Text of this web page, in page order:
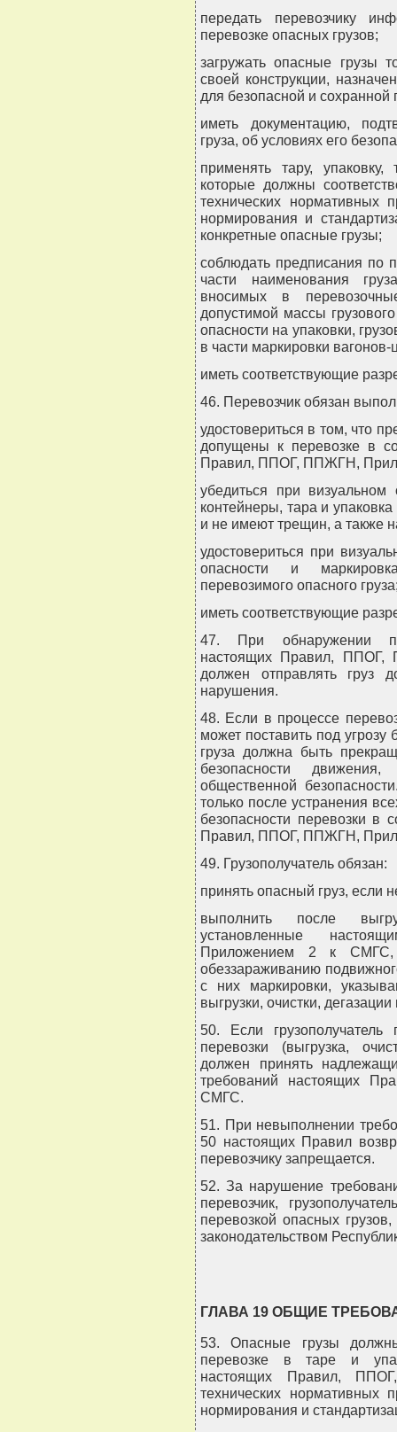
передать перевозчику
перевозке опасных грузов;
загружать опасные грузы
своей конструкции,
для безопасной и сохранной
иметь документацию,
груза, об условиях его
применять тару,
которые должны
технических нормативных
нормирования и
конкретные опасные грузы;
соблюдать предписания по
части наименования
вносимых в
допустимой массы
опасности на упаковки,
в части маркировки
иметь соответствующие
46. Перевозчик обязан
удостовериться в том, что
допущены к перевозке в
Правил, ППОГ, ППЖГН,
убедиться при
контейнеры, тара и
и не имеют трещин, а также
удостовериться при
опасности и
перевозимого опасного
иметь соответствующие
47. При обнаружении
настоящих Правил,
должен отправлять груз
нарушения.
48. Если в процессе
может поставить под угрозу
груза должна быть
безопасности
общественной
только после устранения
безопасности перевозки в
Правил, ППОГ, ППЖГН,
49. Грузополучатель обязан:
принять опасный груз, если
выполнить после
установленные
Приложением 2 к СМГС,
обеззараживанию
с них маркировки,
выгрузки, очистки,
50. Если грузополучатель
перевозки (выгрузка,
должен принять
требований настоящих
СМГС.
51. При невыполнении
50 настоящих Правил
перевозчику запрещается.
52. За нарушение
перевозчик,
перевозкой опасных грузов,
законодательством
ГЛАВА 19 ОБЩИЕ
53. Опасные грузы должны
перевозке в таре и
настоящих Правил,
технических нормативных
нормирования и